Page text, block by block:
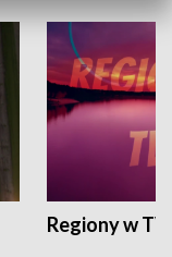
Regiony w